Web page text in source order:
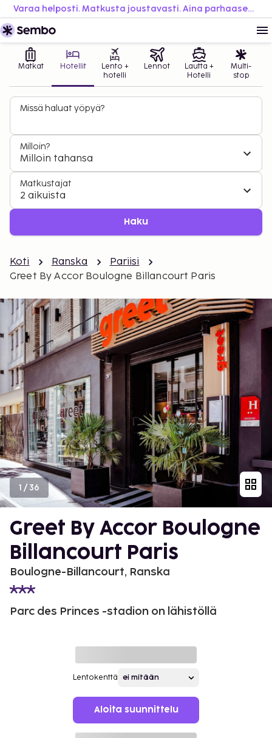
Varaa helposti. Matkusta joustavasti. Aina parhaaseen hintaan.
Matkat Hotellit
Lento +
hotelli
Lennot
Lautta +
Hotelli
Multi-
stop
Missä haluat yöpyä?
Milloin?
Milloin tahansa
Matkustajat
2 aikuista
Haku
Koti Ranska
Pariisi
Greet By Accor Boulogne Billancourt Paris
1 /36
Greet By Accor Boulogne
Billancourt Paris
Boulogne-Billancourt, Ranska
Parc des Princes -stadion on lähistöllä
Lentokenttä
Aloita suunnittelu